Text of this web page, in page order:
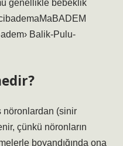
genellikle bebeklik
Balik-Pulu-
nöronlardan (sinir
çünkü nöronların
boyandığında ona